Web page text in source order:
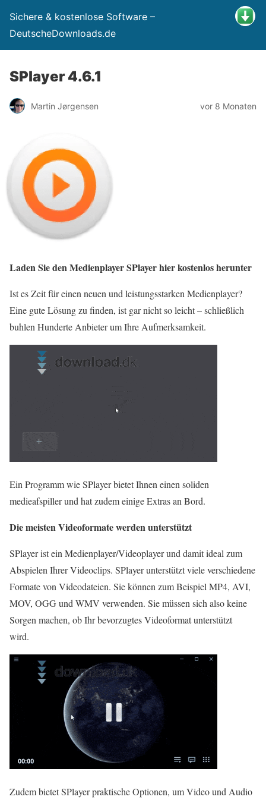
Sichere & kostenlose Software –
DeutscheDownloads.de
SPlayer 4.6.1
Martin Jørgensen vor 8 Monaten
Laden Sie den Medienplayer SPlayer hier kostenlos herunter
Ist es Zeit für einen neuen und leistungsstarken Medienplayer?
Eine gute Lösung zu finden, ist gar nicht so leicht – schließlich
buhlen Hunderte Anbieter um Ihre Aufmerksamkeit.
Ein Programm wie SPlayer bietet Ihnen einen soliden
medieafspiller und hat zudem einige Extras an Bord.
Die meisten Videoformate werden unterstützt
SPlayer ist ein Medienplayer/Videoplayer und damit ideal zum
Abspielen Ihrer Videoclips. SPlayer unterstützt viele verschiedene
Formate von Videodateien. Sie können zum Beispiel MP4, AVI,
MOV, OGG und WMV verwenden. Sie müssen sich also keine
Sorgen machen, ob Ihr bevorzugtes Videoformat unterstützt
wird.
Zudem bietet SPlayer praktische Optionen, um Video und Audio